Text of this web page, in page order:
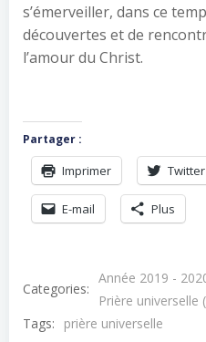
s’émerveiller, dans ce
découvertes et de
l’amour du Christ.
Partager :
Imprimer Twitter
E-mail Plus
Categories:
Année 2019 -
Prière universelle
Tags:
prière universelle